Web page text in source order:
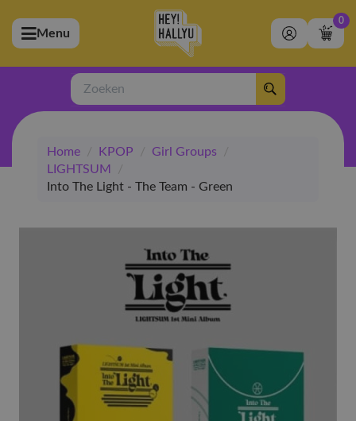
(Artiesten)
(Merchandise)
(Exclusive)
(Winkel)
Menu
0
Zoeken
Home / KPOP / Girl Groups
/
LIGHTSUM
/
Into The Light - The Team - Green